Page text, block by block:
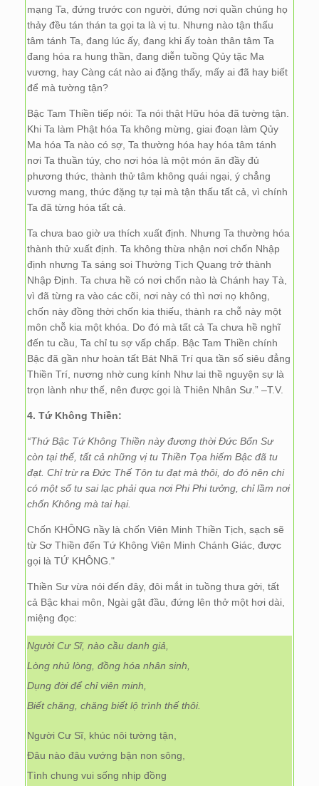
mạng Ta, đứng trước con người, đứng nơi quần chúng họ
thảy đều tán thán ta gọi ta là vị tu. Nhưng nào tận thấu
tâm tánh Ta, đang lúc ấy, đang khi ấy toàn thân tâm Ta
đang hóa ra hung thần, đang diễn tuồng Qủy tặc Ma
vương, hay Càng cát nào ai đặng thấy, mấy ai đã hay biết
để mà tường tận?
Bậc Tam Thiền tiếp nói: Ta nói thật Hữu hóa đã tường tận.
Khi Ta làm Phật hóa Ta không mừng, giai đoạn làm Qủy
Ma hóa Ta nào có sợ, Ta thường hóa hay hóa tâm tánh
nơi Ta thuần túy, cho nơi hóa là một món ăn đầy đủ
phương thức, thành thử tâm không quái ngại, ý chẳng
vương mang, thức đặng tự tại mà tận thấu tất cả, vì chính
Ta đã từng hóa tất cả.
Ta chưa bao giờ ưa thích xuất định. Nhưng Ta thường hóa
thành thử xuất định. Ta không thừa nhận nơi chốn Nhập
định nhưng Ta sáng soi Thường Tịch Quang trở thành
Nhập Định. Ta chưa hề có nơi chốn nào là Chánh hay Tà,
vì đã từng ra vào các cõi, nơi này có thì nơi nọ không,
chốn này đồng thời chốn kia thiếu, thành ra chỗ này một
môn chỗ kia một khóa. Do đó mà tất cả Ta chưa hề nghĩ
đến tu cầu, Ta chỉ tu sợ vấp chấp. Bậc Tam Thiền chính
Bậc đã gần như hoàn tất Bát Nhã Trí qua tần số siêu đẳng
Thiền Trí, nương nhờ cung kính Như lai thề nguyện sự là
trọn lành như thế, nên được gọi là Thiên Nhân Sư.” –T.V.
4. Tứ Không Thiền:
“Thứ Bậc Tứ Không Thiền này đương thời Đức Bổn Sư
còn tại thế, tất cả những vị tu Thiền Tọa hiếm Bậc đã tu
đạt. Chỉ trừ ra Đức Thế Tôn tu đạt mà thôi, do đó nên chi
có một số tu sai lạc phải qua nơi Phi Phi tưởng, chỉ lầm nơi
chốn Không mà tai hại.
Chốn KHÔNG nầy là chốn Viên Minh Thiền Tịch, sạch sẽ
từ Sơ Thiền đến Tứ Không Viên Minh Chánh Giác, được
gọi là TỨ KHÔNG."
Thiền Sư vừa nói đến đây, đôi mắt in tuồng thưa gởi, tất
cả Bậc khai môn, Ngài gật đầu, đứng lên thở một hơi dài,
miệng đọc:
Người Cư Sĩ, nào cầu danh giả,
Lòng nhủ lòng, đồng hóa nhân sinh,
Dụng đời để chỉ viên minh,
Biết chăng, chăng biết lộ trình thế thôi.
Người Cư Sĩ, khúc nôi tường tận,
Đâu nào đâu vướng bận non sông,
Tình chung vui sống nhịp đồng